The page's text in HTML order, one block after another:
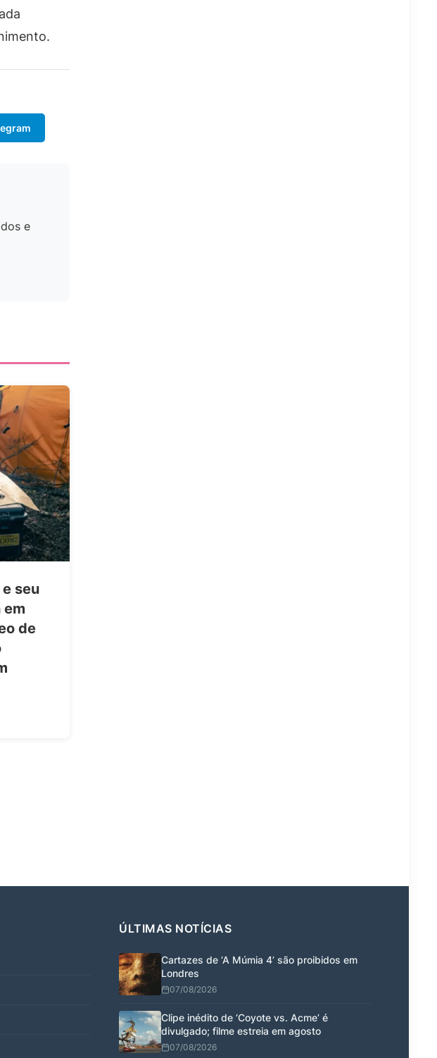
e
seu
em
de
ÚLTIMAS NOTÍCIAS
Cartazes de ‘A Múmia 4’ são proibidos em
Londres
07/08/2026
Clipe inédito de ‘Coyote vs. Acme’ é
divulgado; filme estreia em agosto
07/08/2026